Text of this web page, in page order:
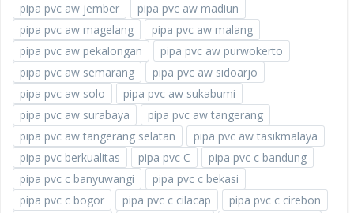
pipa pvc aw jember
pipa pvc aw madiun
pipa pvc aw magelang
pipa pvc aw malang
pipa pvc aw pekalongan
pipa pvc aw purwokerto
pipa pvc aw semarang
pipa pvc aw sidoarjo
pipa pvc aw solo
pipa pvc aw sukabumi
pipa pvc aw surabaya
pipa pvc aw tangerang
pipa pvc aw tangerang selatan
pipa pvc aw tasikmalaya
pipa pvc berkualitas
pipa pvc C
pipa pvc c bandung
pipa pvc c banyuwangi
pipa pvc c bekasi
pipa pvc c bogor
pipa pvc c cilacap
pipa pvc c cirebon